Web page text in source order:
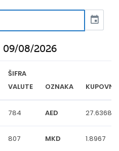
event
09/08/2026
ŠIFRA
VALUTE
OZNAKA KUPOVNI
784 AED 27.6368
807 MKD 1.8967